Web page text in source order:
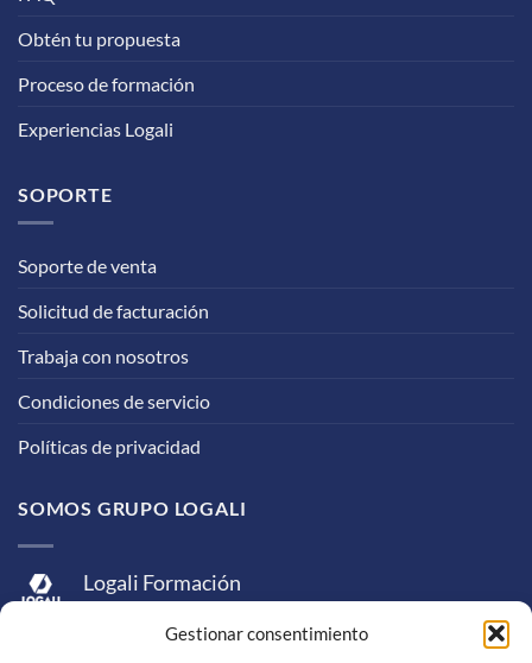
Gestionar consentimiento
Obtén tu propuesta
Proceso de formación
Experiencias Logali
SOPORTE
Soporte de venta
Solicitud de facturación
Trabaja con nosotros
Condiciones de servicio
Políticas de privacidad
SOMOS GRUPO LOGALI
Logali Formación
Logali Consultoría